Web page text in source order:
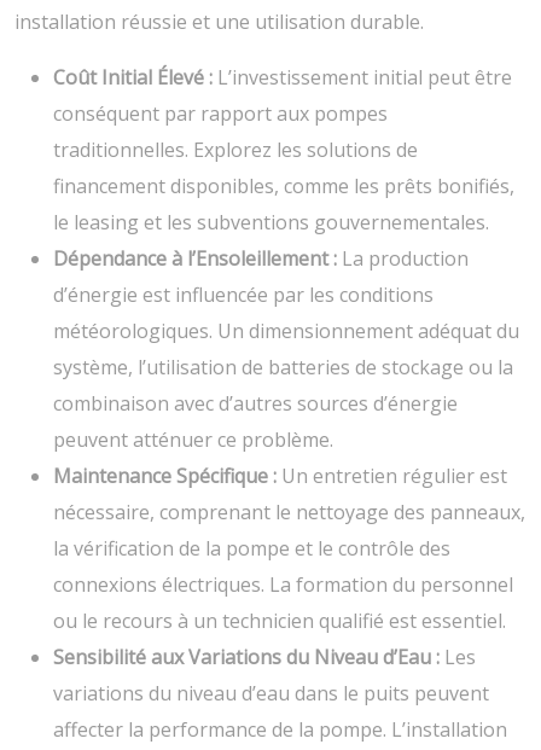
installation réussie et une utilisation durable.
Coût Initial Élevé : L’investissement initial peut être
conséquent par rapport aux pompes
traditionnelles. Explorez les solutions de
financement disponibles, comme les prêts bonifiés,
le leasing et les subventions gouvernementales.
Dépendance à l’Ensoleillement : La production
d’énergie est influencée par les conditions
météorologiques. Un dimensionnement adéquat du
système, l’utilisation de batteries de stockage ou la
combinaison avec d’autres sources d’énergie
peuvent atténuer ce problème.
Maintenance Spécifique : Un entretien régulier est
nécessaire, comprenant le nettoyage des panneaux,
la vérification de la pompe et le contrôle des
connexions électriques. La formation du personnel
ou le recours à un technicien qualifié est essentiel.
Sensibilité aux Variations du Niveau d’Eau : Les
variations du niveau d’eau dans le puits peuvent
affecter la performance de la pompe. L’installation